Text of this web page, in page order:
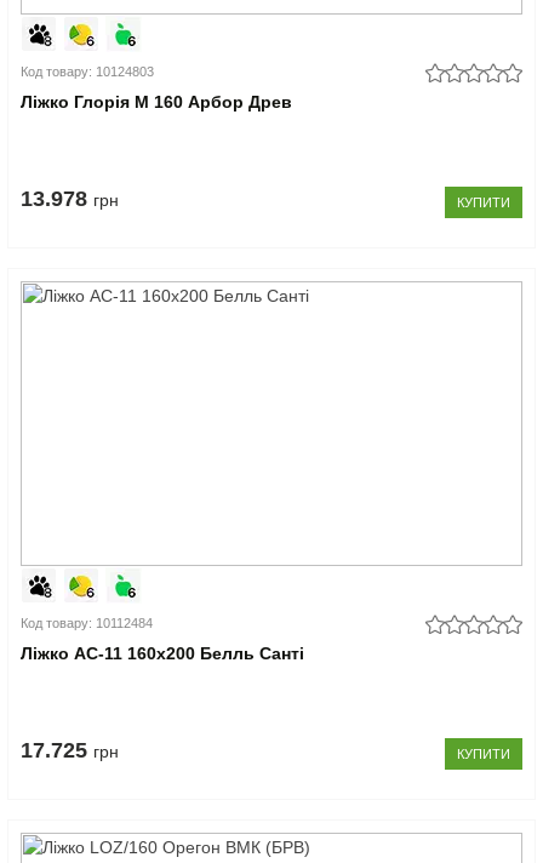
Код товару: 10124803
Ліжко Глорія М 160 Арбор Древ
13.978 грн КУПИТИ
Код товару: 10112484
Ліжко АС-11 160x200 Белль Санті
17.725 грн КУПИТИ